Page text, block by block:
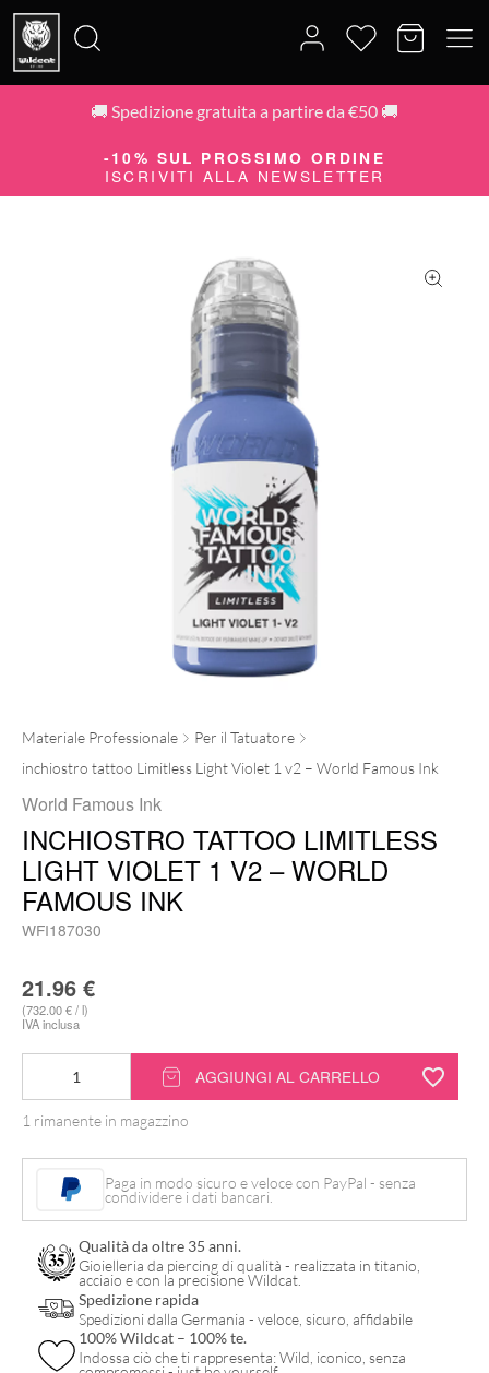
🚚 Spedizione gratuita a partire da €50 🚚
-10% SUL PROSSIMO ORDINE
ISCRIVITI ALLA NEWSLETTER
Materiale Professionale
Per il Tatuatore
inchiostro tattoo Limitless Light Violet 1 v2 – World Famous Ink
World Famous Ink
INCHIOSTRO TATTOO LIMITLESS
LIGHT VIOLET 1 V2 – WORLD
FAMOUS INK
WFI187030
21.96 €
(732.00 € / l)
IVA inclusa
tattoo
Limitless
Light
1
World
Famous
AGGIUNGI AL CARRELLO
1 rimanente in magazzino
Paga in modo sicuro e veloce con PayPal - senza
condividere i dati bancari.
Qualità da oltre 35 anni.
Gioielleria da piercing di qualità - realizzata in titanio,
acciaio e con la precisione Wildcat.
Spedizione rapida
Spedizioni dalla Germania - veloce, sicuro, affidabile
100% Wildcat – 100% te.
Indossa ciò che ti rappresenta: Wild, iconico, senza